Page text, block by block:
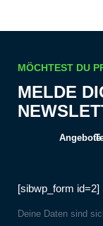
MÖCHTEST DU
MELDE
Angebote
[sibwp_form id=2]
Deine Daten sind